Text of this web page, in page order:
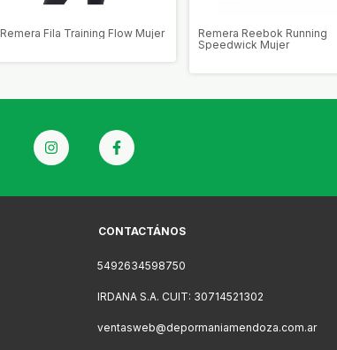
Remera Fila Training Flow Mujer
Remera Reebok Running
Speedwick Mujer
CONTACTÁNOS
5492634598750
IRDANA S.A. CUIT: 30714521302
ventasweb@depormaniamendoza.com.ar